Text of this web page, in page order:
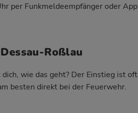
per Funkmeldeempfänger oder App
Roßlau
wie das geht? Der Einstieg ist oft
besten direkt bei der Feuerwehr.